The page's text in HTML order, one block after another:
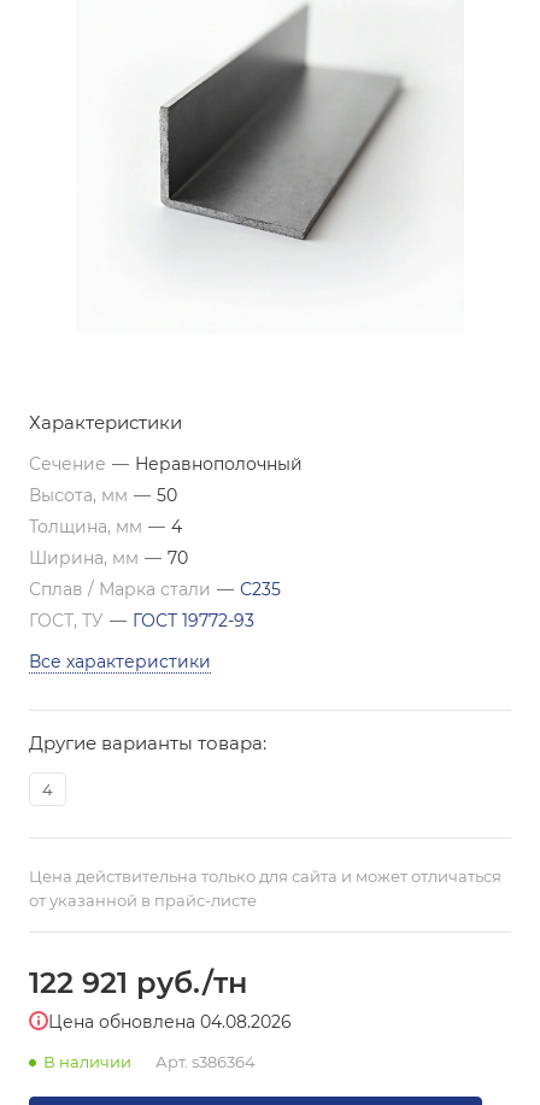
Характеристики
Сечение — Неравнополочный
Высота, мм — 50
Толщина, мм — 4
Ширина, мм — 70
Сплав / Марка стали — С235
ГОСТ, ТУ — ГОСТ 19772-93
Все характеристики
Другие варианты товара:
4
Цена действительна только для сайта и может отличаться
от указанной в прайс-листе
122 921 руб./тн
Цена обновлена 04.08.2026
В наличии Арт. s386364